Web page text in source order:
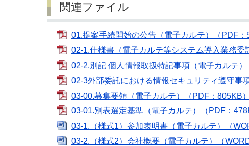
関連ファイル
01.提案手続開始の公告（電子カルテ）（PDF：
02-1.仕様書（電子カルテ等システム導入業務委
02-2.別記 個人情報取扱特記事項（電子カルテ）
02-3外部委託における情報セキュリティ遵守事
03-00.募集要領（電子カルテ）（PDF：805KB）
03-01.別表選定基準（電子カルテ）（PDF：
03-1.（様式1）参加表明書（電子カルテ）（
03-2.（様式2）会社概要（電子カルテ）（